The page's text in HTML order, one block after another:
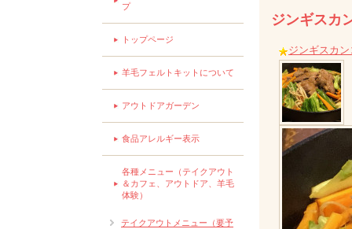
ジンギスカ
ジンギスカ
プ
トップページ
羊毛フェルトキットについて
アウトドアガーデン
食品アレルギー表示
各種メニュー（テイクアウト
＆カフェ、アウトドア、羊毛
体験）
テイクアウトメニュー（要予